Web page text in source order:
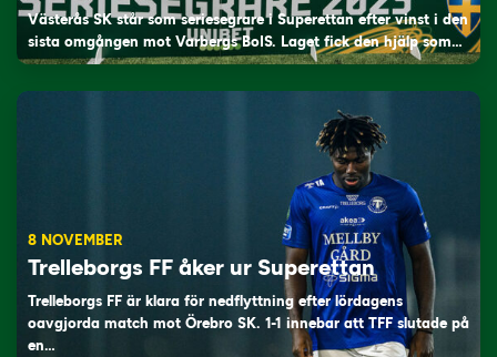
Västerås SK står som seriesegrare i Superettan efter vinst i den
sista omgången mot Varbergs BoIS. Laget fick den hjälp som…
8 NOVEMBER
Trelleborgs FF åker ur Superettan
Trelleborgs FF är klara för nedflyttning efter lördagens
oavgjorda match mot Örebro SK. 1-1 innebar att TFF slutade på
en…